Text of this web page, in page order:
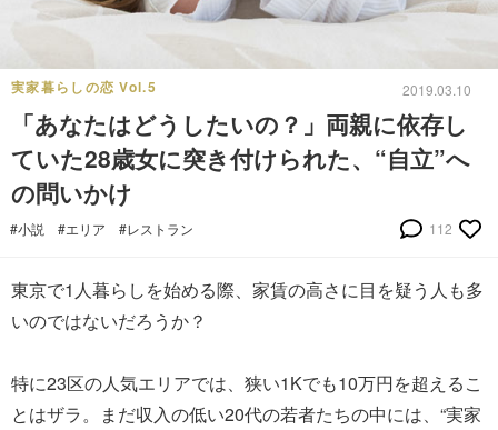
実家暮らしの恋 Vol.5 2019.03.10
「あなたはどうしたいの？」両親に依存し
ていた28歳女に突き付けられた、“自立”へ
の問いかけ
#小説 #エリア #レストラン 112
東京で1人暮らしを始める際、家賃の高さに目を疑う人も多
いのではないだろうか？
特に23区の人気エリアでは、狭い1Kでも10万円を超えるこ
とはザラ。まだ収入の低い20代の若者たちの中には、“実家